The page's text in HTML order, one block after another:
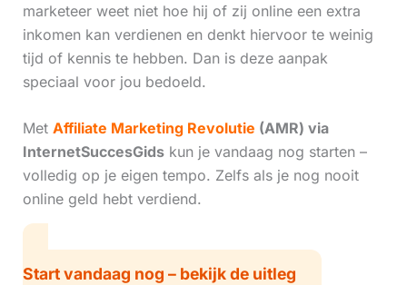
marketeer weet niet hoe hij of zij online een extra
inkomen kan verdienen en denkt hiervoor te weinig
tijd of kennis te hebben. Dan is deze aanpak
speciaal voor jou bedoeld.
Met Affiliate Marketing Revolutie (AMR) via
InternetSuccesGidskun je vandaag nog starten –
volledig op je eigen tempo. Zelfs als je nog nooit
online geld hebt verdiend.
Start vandaag nog – bekijk de uitleg